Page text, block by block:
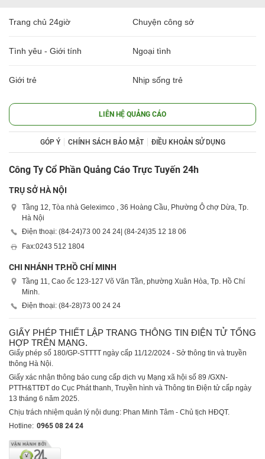
Trang chủ 24giờ Chuyện công sở
Tình yêu - Giới tính Ngoại tình
Giới trẻ Nhịp sống trẻ
LIÊN HỆ QUẢNG CÁO
GÓP Ý CHÍNH SÁCH BẢO MẬT ĐIỀU KHOẢN SỬ DỤNG
Công Ty Cổ Phần Quảng Cáo Trực Tuyến 24h
TRỤ SỞ HÀ NỘI
Tầng 12, Tòa nhà Geleximco , 36 Hoàng Cầu, Phường Ô chợ Dừa, Tp.
Hà Nội
Điện thoại: (84-24)73 00 24 24 | (84-24)35 12 18 06
Fax:0243 512 1804
CHI NHÁNH TP.HỒ CHÍ MINH
Tầng 11, Cao ốc 123-127 Võ Văn Tần, phường Xuân Hòa, Tp. Hồ Chí
Minh.
Điện thoại: (84-28)73 00 24 24
GIẤY PHÉP THIẾT LẬP TRANG THÔNG TIN ĐIỆN TỬ TỔNG
HỢP TRÊN MẠNG.
Giấy phép số 180/GP-STTTT ngày cấp 11/12/2024 - Sở thông tin và truyền
thông Hà Nội.
Giấy xác nhận thông báo cung cấp dịch vụ Mạng xã hội số 89 /GXN-
PTTH&TTĐT do Cục Phát thanh, Truyền hình và Thông tin Điện tử cấp ngày
13 tháng 6 năm 2025.
Chịu trách nhiệm quản lý nội dung: Phan Minh Tâm - Chủ tịch HĐQT.
Hotline: 0965 08 24 24